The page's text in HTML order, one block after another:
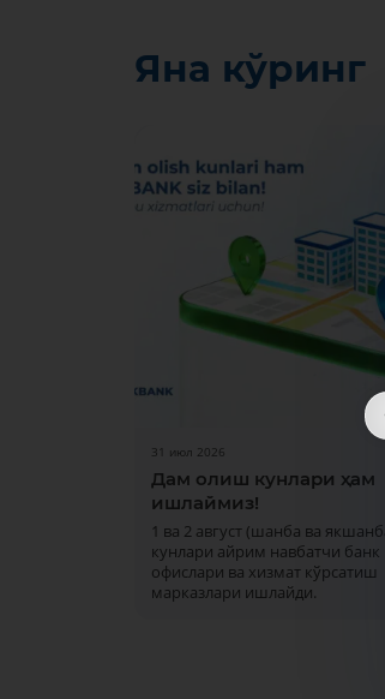
Яна кўринг
31 июл 2026
Дам олиш кунлари ҳам
ишлаймиз!
1 ва 2 август (шанба ва
кунлари айрим навбатчи банк
офислари ва хизмат кўрсатиш
марказлари ишлайди.